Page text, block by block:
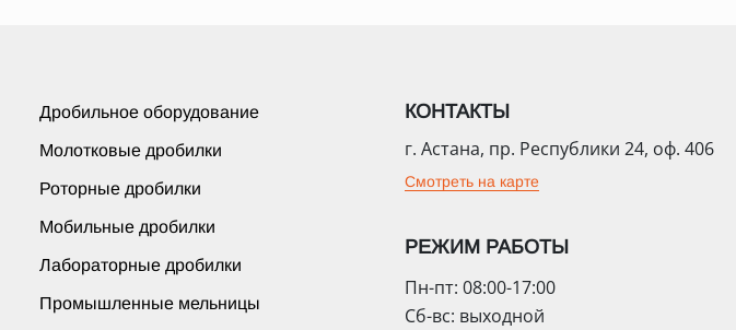
Дробильное оборудование
Молотковые дробилки
Роторные дробилки
Мобильные дробилки
Лабораторные дробилки
Промышленные мельницы
КОНТАКТЫ
г. Астана, пр. Республики 24, оф. 406
Смотреть на карте
РЕЖИМ РАБОТЫ
Пн-пт: 08:00-17:00
Сб-вс: выходной